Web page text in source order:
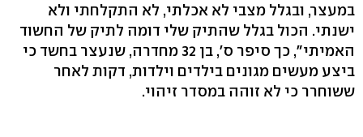
במעצר, ובגלל מצבי לא אכלתי, לא התקלחתי ולא
ישנתי. הכול בגלל שהתיק שלי דומה לתיק של החשוד
האמיתי", כך סיפר ס', בן 32 מחדרה, שנעצר בחשד כי
ביצע מעשים מגונים בילדים וילדות, דקות לאחר
ששוחרר כי לא זוהה במסדר זיהוי.